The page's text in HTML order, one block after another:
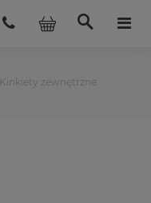
Kinkiety zewnętrzne